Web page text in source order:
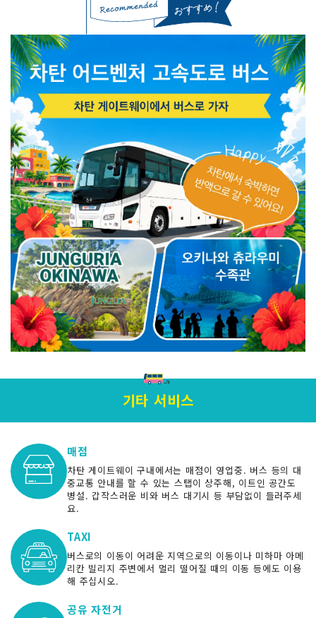
기타 서비스
매점
차탄 게이트웨이 구내에서는 매점이 영업중. 버스 등의 대
중교통 안내를 할 수 있는 스탭이 상주해, 이트인 공간도
병설. 갑작스러운 비와 버스 대기시 등 부담없이 들러주세
요.
TAXI
버스로의 이동이 어려운 지역으로의 이동이나 미하마 아메
리칸 빌리지 주변에서 멀리 떨어질 때의 이동 등에도 이용
해 주십시오.
공유 자전거